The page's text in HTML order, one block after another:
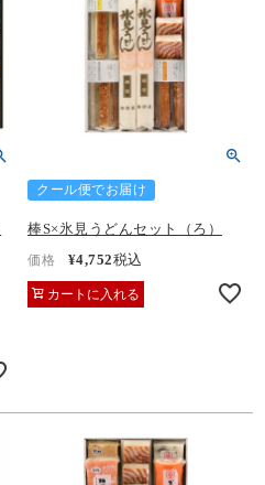
クール便でお届け
棒S×氷見うどんセット（ろ）
価格 ¥4,752税込
カートに入れる